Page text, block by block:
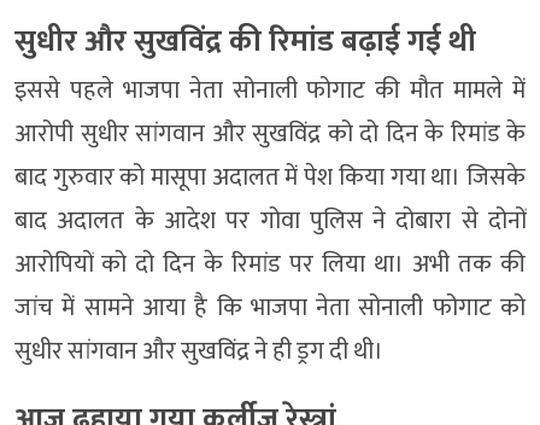
सुधीर और सुखविंद्र की रिमांड बढ़ाई गई थी
इससे पहले भाजपा नेता सोनाली फोगाट की मौत मामले में
आरोपी सुधीर सांगवान और सुखविंद्र को दो दिन के रिमांड के
बाद गुरुवार को मासूपा अदालत में पेश किया गया था। जिसके
बाद अदालत के आदेश पर गोवा पुलिस ने दोबारा से दोनों
आरोपियों को दो दिन के रिमांड पर लिया था। अभी तक की
जांच में सामने आया है कि भाजपा नेता सोनाली फोगाट को
सुधीर सांगवान और सुखविंद्र ने ही ड्रग दी थी।